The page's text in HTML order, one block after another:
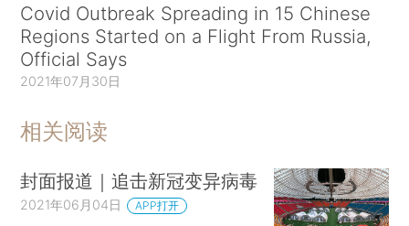
Covid Outbreak Spreading in 15 Chinese
Regions Started on a Flight From Russia,
Official Says
2021年07月30日
相关阅读
封面报道｜追击新冠变异病毒
2021年06月04日 APP打开